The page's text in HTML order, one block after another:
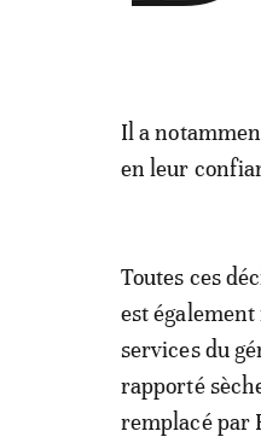
Il a
en leur
Toutes ces
est
services du
rapporté
remplacé par